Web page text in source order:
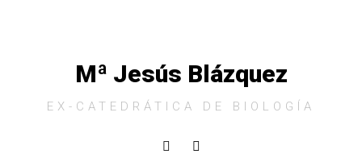
Mª Jesús Blázquez
EX-CATEDRÁTICA DE BIOLOGÍA